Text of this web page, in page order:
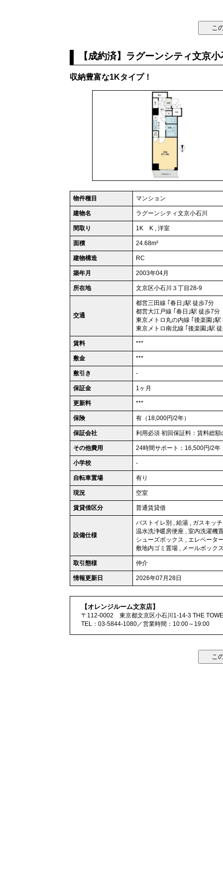
【成約済】ラグーンシティ文京
収納豊富な1Kタイプ！
物件種目 マンション
建物名 ラグーンシティ文京小石川
間取り 1K K , 洋室
面積 24.68m²
建物構造 RC
築年月 2003年04月
所在地 文京区小石川３丁目28-9
交通
都営三田線 ｢春日｣駅 徒歩7分
都営大江戸線 ｢春日｣駅 徒歩7分
東京メトロ丸の内線 ｢後楽園｣駅
東京メトロ南北線 ｢後楽園｣駅
賃料 ***
敷金 ***
敷引き -
保証金 1ヶ月
更新料 ***
保険 有（18,000円/2年）
保証会社 利用必須 初回保証料：賃料総額
その他費用 24時間サポート：16,500円/2年
小学校 -
自転車置場 有り
現況 空室
賃貸借区分 普通賃貸借
設備仕様
バストイレ別 給湯
ガスキッ
温水洗浄暖房便座
室内洗濯機
シューズボックス
エレベータ
敷地内ゴミ置場
メールボック
取引態様 仲介
情報更新日 2026年07月28日
【オレンジルーム文京店】
〒112-0002 東京都文京区小石川1-14-3 THE
TEL：03-5844-1080／営業時間：10:00～19:00